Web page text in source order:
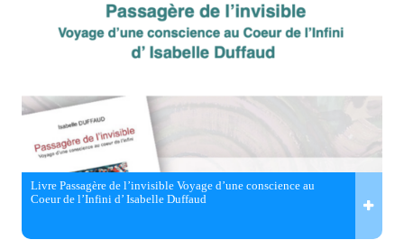
Livre Passagère de l’invisible Voyage d’une conscience au
Coeur de l’Infini d’ Isabelle Duffaud